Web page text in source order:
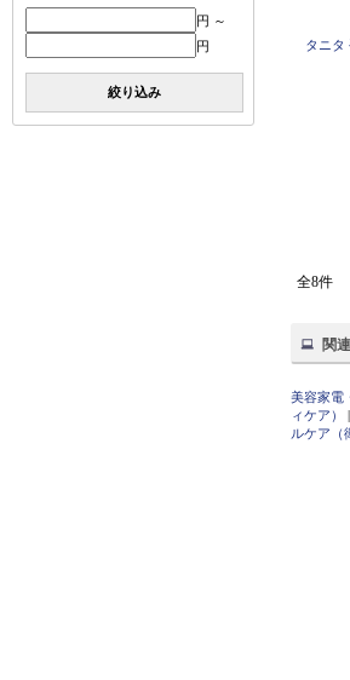
円 ～
円
絞り込み
タニタ
全8件
関
美容家電
ィケア）
|
ルケア（